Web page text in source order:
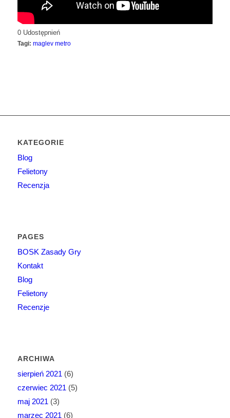
0 Udostępnień
Tagi: maglev metro
KATEGORIE
Blog
Felietony
Recenzja
PAGES
BOSK Zasady Gry
Kontakt
Blog
Felietony
Recenzje
ARCHIWA
sierpień 2021 (6)
czerwiec 2021 (5)
maj 2021 (3)
marzec 2021 (6)